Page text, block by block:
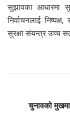
सुझावका आधारमा
निर्वाचनलाई
सुरक्षा संयन्त्र उच्च
चुनावको मुखमा